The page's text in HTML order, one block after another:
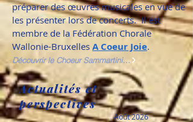
préparer des œuvres musicales en vue de
les présenter lors de concerts. Il est
membre de la Fédération Chorale
Wallonie-Bruxelles A Coeur Joie.
Découvrir le Choeur Sammartini ...
Actualités et
perspectives
Août 2026